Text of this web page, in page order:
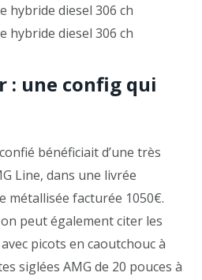
: une config qui
bénéficiait d’une très
Line, dans une livrée
métallisée facturée 1050€.
peut également citer les
picots en caoutchouc à
siglées AMG de 20 pouces à